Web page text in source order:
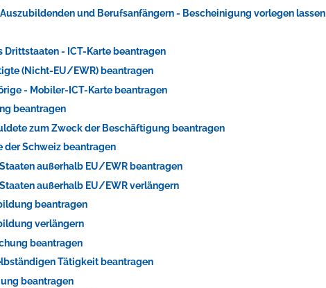
und Berufsanfängern - Bescheinigung vorlegen lassen
- ICT-Karte beantragen
(Nicht-EU/EWR) beantragen
- Mobiler-ICT-Karte beantragen
beantragen
zum Zweck der Beschäftigung beantragen
der Schweiz beantragen
außerhalb EU/EWR beantragen
außerhalb EU/EWR verlängern
beantragen
verlängern
beantragen
Tätigkeit beantragen
beantragen